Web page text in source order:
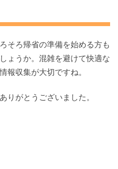
そろ帰省の準備を始める方も
ょうか。混雑を避けて快適な
報収集が大切ですね。
りがとうございました。